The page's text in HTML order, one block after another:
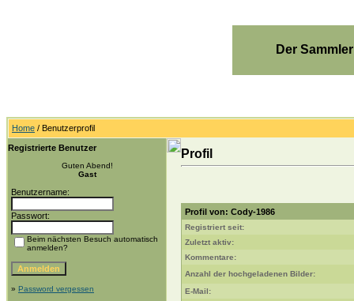
Der
Home / Benutzerprofil
Registrierte Benutzer
Guten Abend!
Gast
Benutzername:
Passwort:
Beim nächsten Besuch automatisch
anmelden?
» Password vergessen
Profil
Profil von: Cody-1986
Registriert seit:
Zuletzt aktiv:
Kommentare:
Anzahl der hochgeladenen Bilder:
E-Mail: